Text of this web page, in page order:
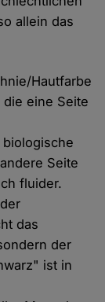
allein das
Hautfarbe
eine Seite
Seite
fluider.
das
der
ist in